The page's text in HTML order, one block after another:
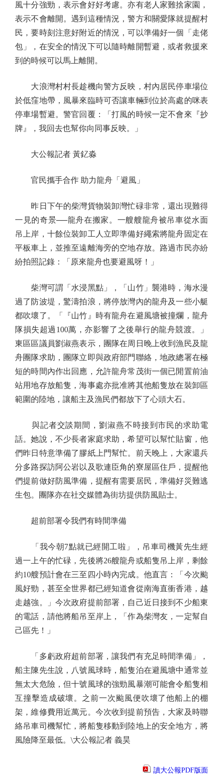
風十分強勁，表示會好好考慮。亦有老人家難捨家園，
表示不會離開。遇到這種情況，警方和關愛隊就提醒村
民，要時刻注意好附近的情況，可以準備好一個「走佬
包」，在安全的情況下可以隨時離開暫避，或者救援來
到的時候可以馬上離開。
大浪灣村村長趁機向警方反映，村內居民停車場位
於低窪地帶，風暴來臨時可否讓車輛到位於高處的咪表
停車場暫避。警官回覆：「打風的時候一定不會來『抄
牌』，我回去也幫你向同事反映。」
大公報記者 黃釔淼
官民攜手合作 助力龍舟「避風」
昨日下午的柴灣貨物裝卸灣忙碌非常，還出現難得
一見的奇景──龍舟在搬家。一艘艘龍舟被吊車從水面
吊上岸，十餘位裝卸工人立即準備好繩索將龍舟固定在
平板車上，並推至遠離海旁的空地存放。路過市民亦紛
紛拍照記錄：「原來龍舟也要避風呀！」
柴灣可謂「水浸黑點」，「山竹」襲港時，海水漫
過了防波堤，驚濤拍浪，將停放灣內的龍舟及一些小艇
都吹壞了。「『山竹』時有龍舟在避風塘被撞爛，龍舟
隊損失超過100萬，亦影響了之後舉行的龍舟競渡。」
東區區議員劉淑燕表示，團隊在周日晚上收到漁民及龍
舟團隊求助，團隊立即與政府部門聯絡，地政總署在極
短的時間內作出回應，允許龍舟常茂街一個已閒置前油
站用地存放船隻，海事處亦批准將其他船隻放在裝卸區
範圍的陸地，讓船主及漁民們都放下了心頭大石。
與記者交談期間，劉淑燕不時接到市民的求助電
話。她說，不少長者家庭求助，希望可以幫忙貼窗，他
們昨日特意準備了膠紙上門幫忙。前天晚上，大家還兵
分多路探訪阿公岩以及歌連臣角的寮屋區住戶，提醒他
們提前做好防風準備，提醒有需要居民，準備好災難逃
生包。團隊亦在社交媒體為街坊提供防風貼士。
超前部署令我們有時間準備
「我今朝7點就已經開工啦」，吊車司機黃先生經
過一上午的忙碌，先後將26艘龍舟或船隻吊上岸，剩餘
約10艘預計會在三至四小時內完成。他直言：「今次颱
風好勁，甚至全世界都已經知道會從南海直衝香港，越
走越強。」今次政府提前部署，自己近日接到不少船東
的電話，請他將船吊至岸上，「作為柴灣友，一定幫自
己區先！」
「多虧政府超前部署，讓我們有充足時間準備」，
船主陳先生說，八號風球時，船隻泊在避風塘中通常並
無太大危險，但十號風球的強勁風暴潮可能會令船隻相
互撞擊造成破壞。之前一次颱風便吹壞了他船上的棚
架，維修費用近萬元。今次收到提前預告，大家及時聯
絡吊車司機幫忙，將船隻移動到陸地上的安全地方，將
風險降至最低。\大公報記者 義昊
讀大公報PDF版面